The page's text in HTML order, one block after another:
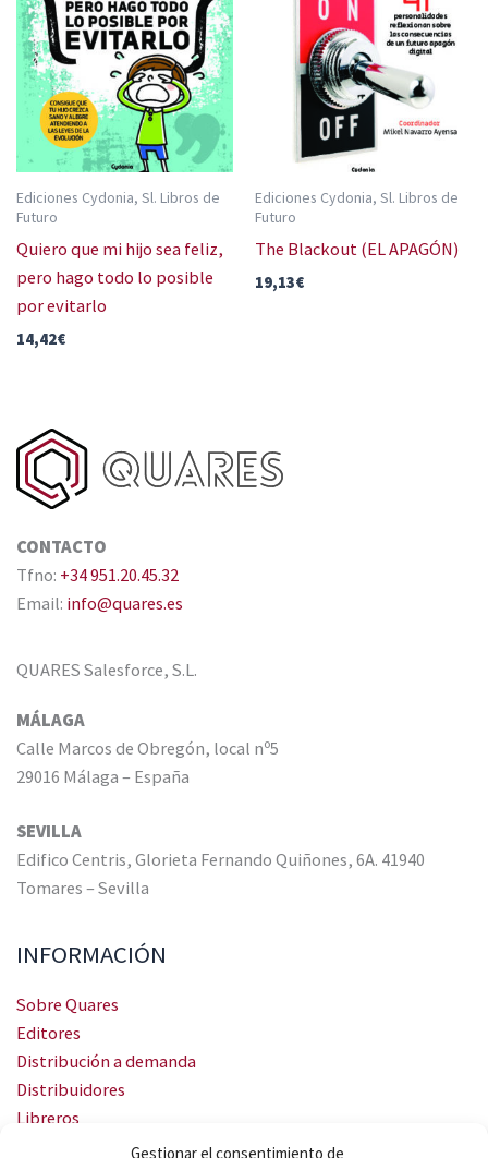
Gestionar el consentimiento de
Ediciones Cydonia, Sl. Libros de
Futuro
Quiero que mi hijo sea feliz,
pero hago todo lo posible
por evitarlo
14,42€
Ediciones Cydonia, Sl. Libros de
Futuro
The Blackout (EL APAGÓN)
19,13€
CONTACTO
Tfno: +34 951.20.45.32
Email: info@quares.es
QUARES Salesforce, S.L.
MÁLAGA
Calle Marcos de Obregón, local nº5
29016 Málaga – España
SEVILLA
Edifico Centris, Glorieta Fernando Quiñones, 6A. 41940
Tomares – Sevilla
INFORMACIÓN
Sobre Quares
Editores
Distribución a demanda
Distribuidores
Libreros
Servicio Landingweb